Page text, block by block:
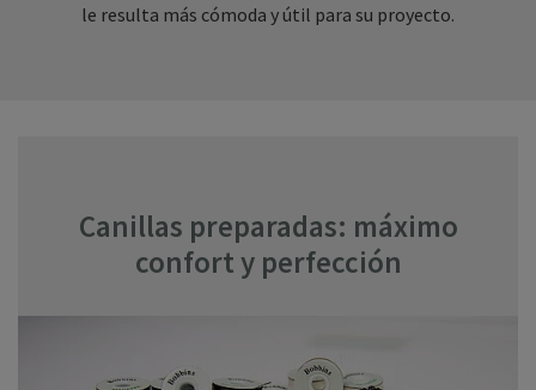
le resulta más cómoda y útil para su proyecto.
Canillas preparadas: máximo
confort y perfección